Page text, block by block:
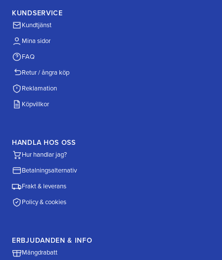
KUNDSERVICE
Kundtjänst
Mina sidor
FAQ
Retur / ångra köp
Reklamation
Köpvillkor
HANDLA HOS OSS
Hur handlar jag?
Betalningsalternativ
Frakt & leverans
Policy & cookies
ERBJUDANDEN & INFO
Mängdrabatt